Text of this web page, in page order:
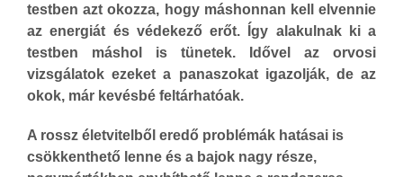
testben azt okozza, hogy máshonnan kell elvennie
az energiát és védekező erőt. Így alakulnak ki a
testben máshol is tünetek. Idővel az orvosi
vizsgálatok ezeket a panaszokat igazolják, de az
okok, már kevésbé feltárhatóak.
A rossz életvitelből eredő problémák hatásai is
csökkenthető lenne és a bajok nagy része,